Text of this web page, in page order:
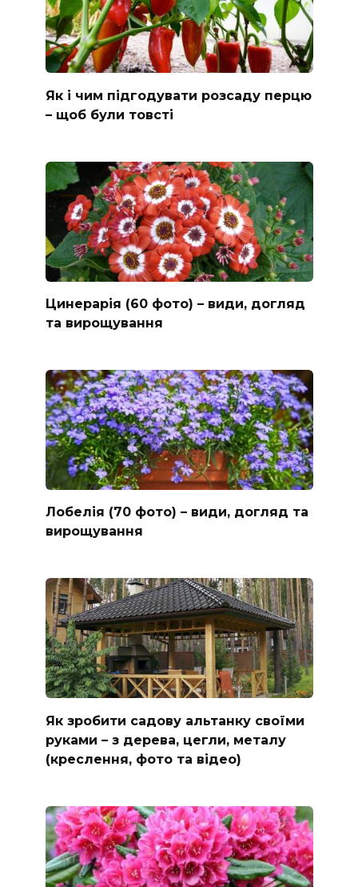
Як і чим підгодувати розсаду перцю
– щоб були товсті
Цинерарія (60 фото) – види, догляд
та вирощування
Лобелія (70 фото) – види, догляд та
вирощування
Як зробити садову альтанку своїми
руками – з дерева, цегли, металу
(креслення, фото та відео)